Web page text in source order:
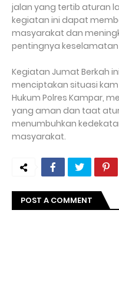
jalan yang tertib aturan
kegiatan ini dapat
masyarakat dan
pentingnya keselamatan
Kegiatan Jumat Berkah
menciptakan situasi
Hukum Polres Kampar,
yang aman dan taat
menumbuhkan
masyarakat.
POST A COMMENT